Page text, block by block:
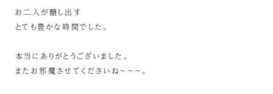
お二人が醸し出す
とても豊かな時間でした。
本当にありがとうございました。
またお邪魔させてくださいね～～～。